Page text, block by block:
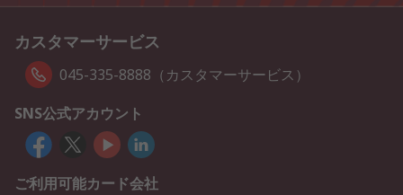
カスタマーサービス
045-335-8888（カスタマーサービス）
SNS公式アカウント
ご利用可能カード会社